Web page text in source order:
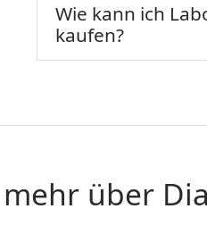
Wie kann ich
kaufen?
mehr über